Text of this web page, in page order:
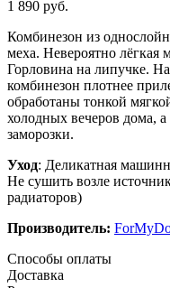
1 890 руб.
Комбинезон из
меха. Невероятно лёгкая
Горловина на липучке.
комбинезон плотнее
обработаны тонкой
холодных вечеров дома,
заморозки.
Уход: Деликатная
Не сушить возле
радиаторов)
Производитель:
Способы оплаты
Доставка